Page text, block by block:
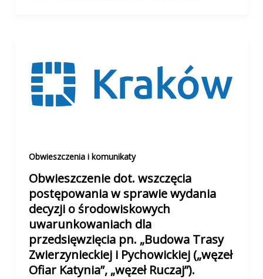
Obwieszczenia i komunikaty
Obwieszczenie dot. wszczęcia
postępowania w sprawie wydania
decyzji o środowiskowych
uwarunkowaniach dla
przedsięwzięcia pn. „Budowa Trasy
Zwierzynieckiej i Pychowickiej („węzeł
Ofiar Katynia”, „węzeł Ruczaj”).